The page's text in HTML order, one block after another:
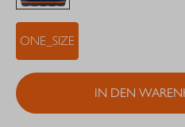
ONE_SIZE
IN DEN